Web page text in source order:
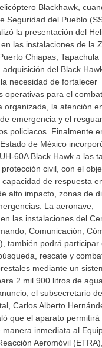
Blackhawk,
Seguridad del Pueblo
la presentación del
las instalaciones de la
Chiapas, Tapachula
del Black
necesidad de fortalecer
operativas para el
organizada, la atención
emergencia y el
policiacos. Finalmente
de México
60A Black Hawk a las
civil, con el
de respuesta
alto impacto, zonas de
La aeronave,
las instalaciones del
Comunicación,
también podrá participar
rescate y
mediante un
2 mil 900 litros de agua.
el subsecretario
Carlos Alberto
que el aparato permitirá
manera inmediata al
Aeromóvil